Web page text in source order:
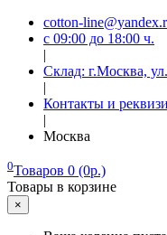
cotton-
с 09:00 до 18:00 ч.
|
Склад: г.Москва,
|
Контакты и
|
Москва
0Товаров 0 (0р.)
Товары в корзине
×